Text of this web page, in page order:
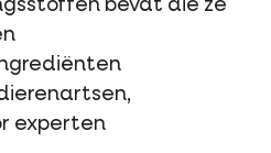
bevat die ze
experten